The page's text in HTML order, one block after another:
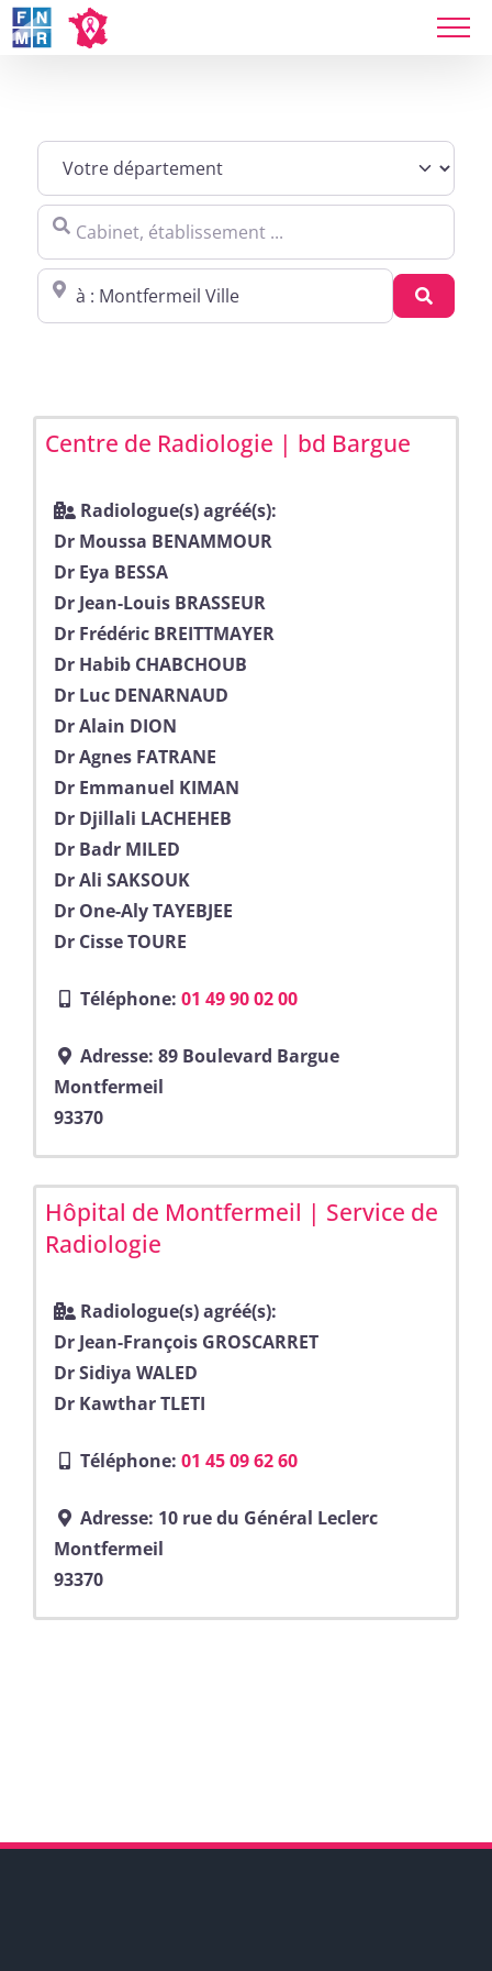
Skip
to
Cabinet, établissement ...
Proche de : ville, cp, lieu ...
Centre de Radiologie | bd Bargue
Radiologue(s) agréé(s):
Dr Moussa BENAMMOUR
Dr Eya BESSA
Dr Jean-Louis BRASSEUR
Dr Frédéric BREITTMAYER
Dr Habib CHABCHOUB
Dr Luc DENARNAUD
Dr Alain DION
Dr Agnes FATRANE
Dr Emmanuel KIMAN
Dr Djillali LACHEHEB
Dr Badr MILED
Dr Ali SAKSOUK
Dr One-Aly TAYEBJEE
Dr Cisse TOURE
Téléphone: 01 49 90 02 00
Adresse: 89 Boulevard Bargue
Montfermeil
93370
Hôpital de Montfermeil | Service de
Radiologie
Radiologue(s) agréé(s):
Dr Jean-François GROSCARRET
Dr Sidiya WALED
Dr Kawthar TLETI
Téléphone: 01 45 09 62 60
Adresse: 10 rue du Général Leclerc
Montfermeil
93370